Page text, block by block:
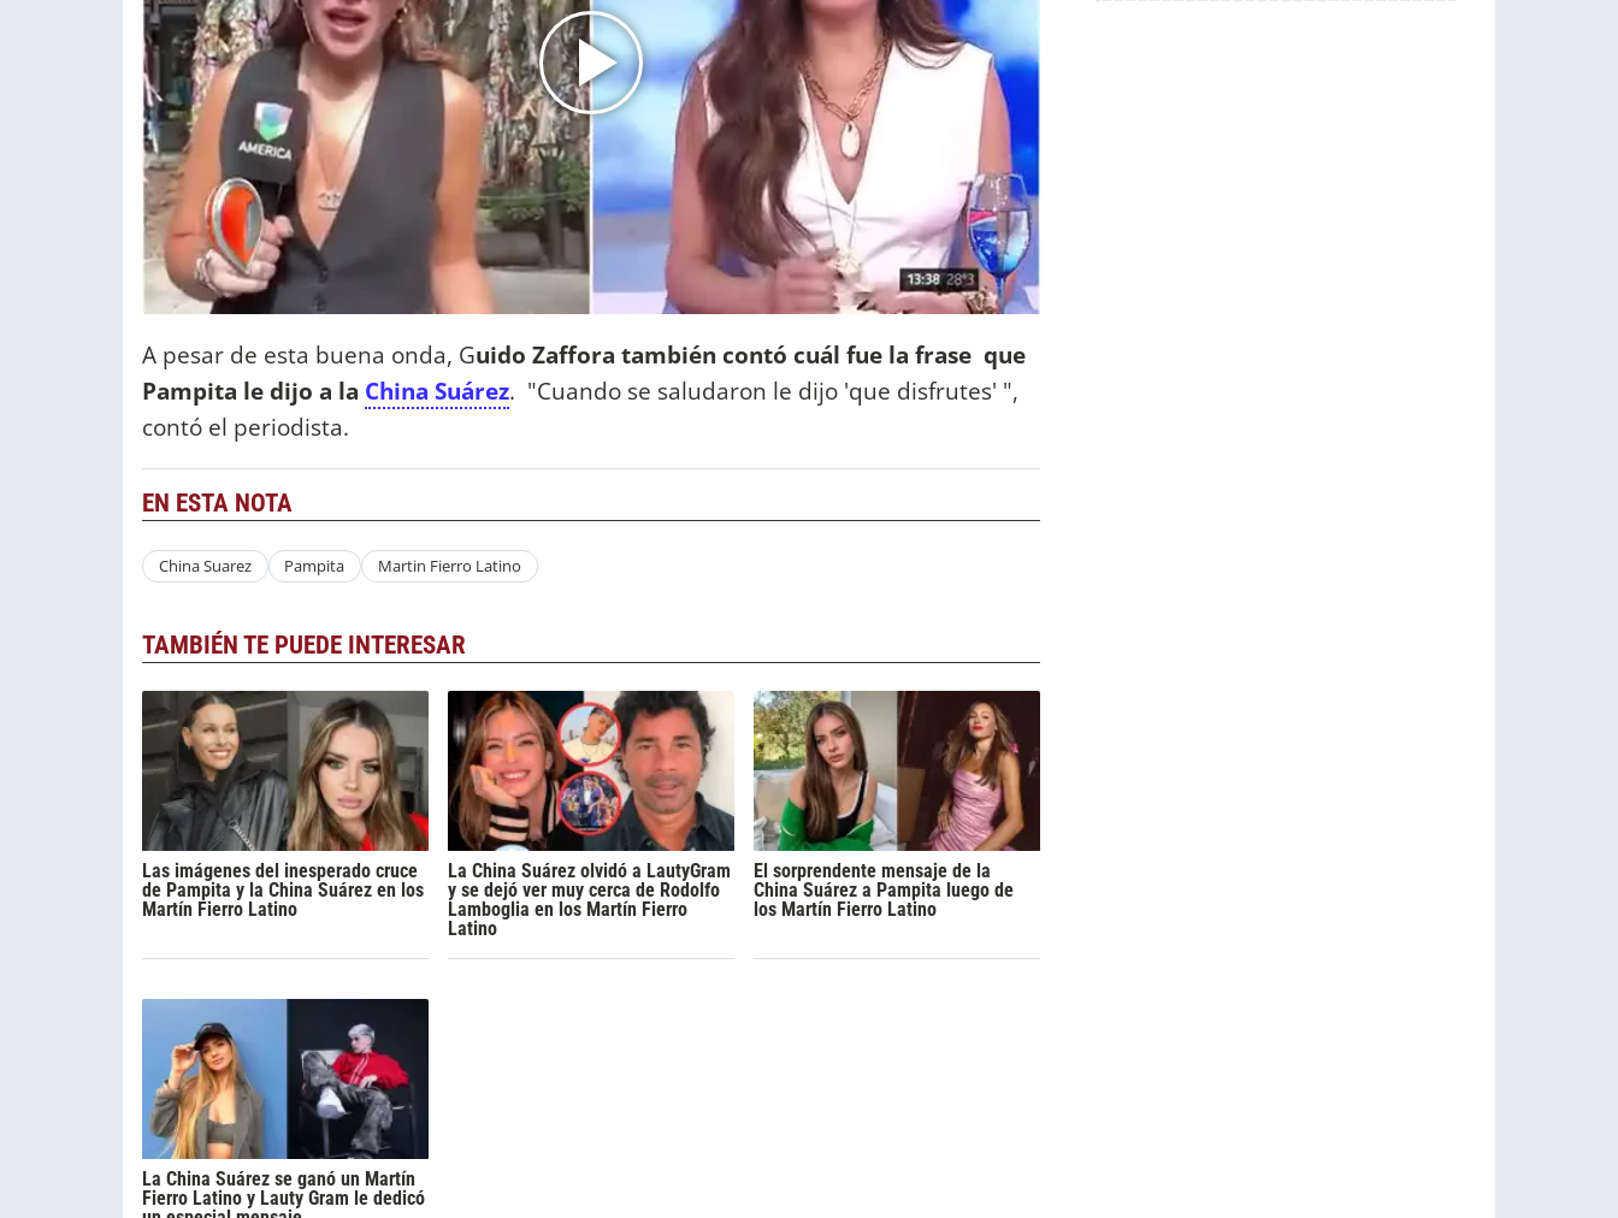
A pesar de esta buena onda, Guido Zaffora también contó cuál fue la frase que
Pampita le dijo a la China Suárez. "Cuando se saludaron le dijo 'que disfrutes' ",
contó el periodista.
EN ESTA NOTA
China Suarez Pampita Martin Fierro Latino
TAMBIÉN TE PUEDE INTERESAR
Las imágenes del inesperado cruce
de Pampita y la China Suárez en los
Martín Fierro Latino
La China Suárez olvidó a LautyGram
y se dejó ver muy cerca de Rodolfo
Lamboglia en los Martín Fierro
Latino
El sorprendente mensaje de la
China Suárez a Pampita luego de
los Martín Fierro Latino
La China Suárez se ganó un Martín
Fierro Latino y Lauty Gram le dedicó